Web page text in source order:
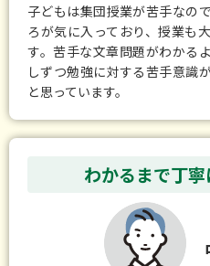
子どもは集団授業が苦手なの
ろが気に入っており、授業も
す。苦手な文章問題がわかる
しずつ勉強に対する苦手意識
と思っています。
わかるまで丁